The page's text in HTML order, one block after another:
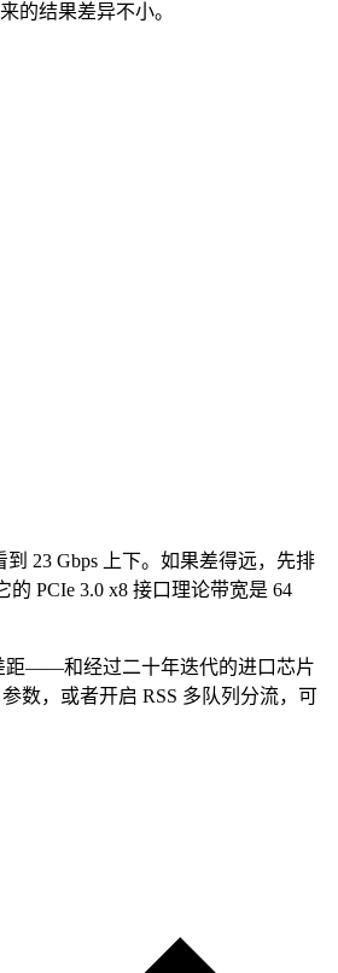
的结果差异不小。
23 Gbps 上下。如果差得远，先排
的 PCIe 3.0 x8 接口理论带宽是 64
距——和经过二十年迭代的进口芯片
数，或者开启 RSS 多队列分流，可